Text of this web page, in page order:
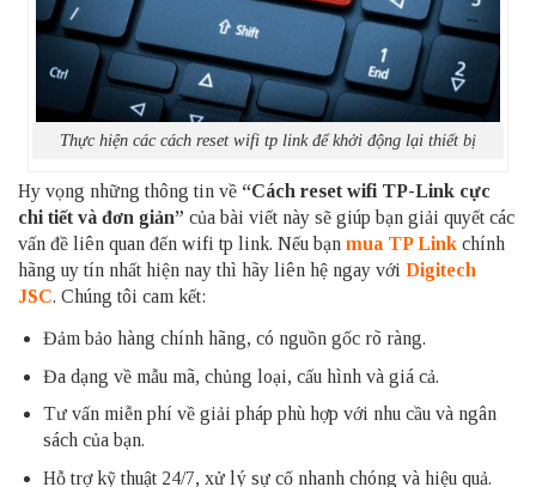
Thực hiện các cách reset wifi tp link để khởi động lại thiết bị
Hy vọng những thông tin về “Cách reset wifi TP-Link cực
chi tiết và đơn giản” của bài viết này sẽ giúp bạn giải quyết các
vấn đề liên quan đến wifi tp link. Nếu bạn mua TP Link chính
hãng uy tín nhất hiện nay thì hãy liên hệ ngay với Digitech
JSC. Chúng tôi cam kết:
Đảm bảo hàng chính hãng, có nguồn gốc rõ ràng.
Đa dạng về mẫu mã, chủng loại, cấu hình và giá cả.
Tư vấn miễn phí về giải pháp phù hợp với nhu cầu và ngân
sách của bạn.
Hỗ trợ kỹ thuật 24/7, xử lý sự cố nhanh chóng và hiệu quả.